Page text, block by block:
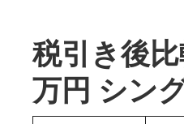
税引き後
万円 シン